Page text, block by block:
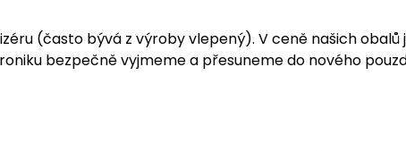
(často bývá z výroby vlepený). V ceně našich
bezpečně vyjmeme a přesuneme do nového